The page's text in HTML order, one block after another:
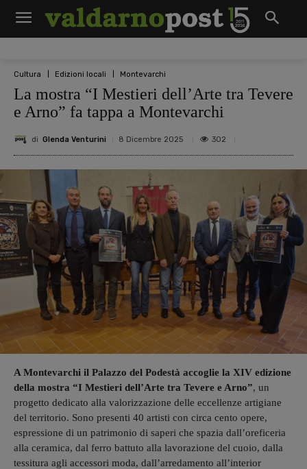
Cultura Edizioni locali Montevarchi
La mostra “I Mestieri dell’Arte tra Tevere
e Arno” fa tappa a Montevarchi
di Glenda Venturini 8 Dicembre 2025 302
A Montevarchi il Palazzo del Podestà accoglie la XIV edizione
della mostra “I Mestieri dell’Arte tra Tevere e Arno”, un
progetto dedicato alla valorizzazione delle eccellenze artigiane
del territorio. Sono presenti 40 artisti con circa cento opere,
espressione di un patrimonio di saperi che spazia dall’oreficeria
alla ceramica, dal ferro battuto alla lavorazione del cuoio, dalla
tessitura agli accessori moda, dall’arredamento all’interior